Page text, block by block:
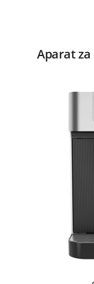
Aparat za